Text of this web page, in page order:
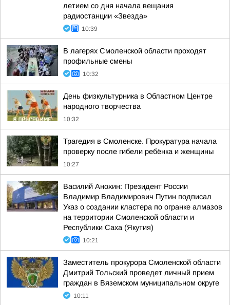
летием со дня начала вещания
радиостанции «Звезда»
10:39
В лагерях Смоленской области проходят
профильные смены
10:32
День физкультурника в Областном Центре
народного творчества
10:32
Трагедия в Смоленске. Прокуратура начала
проверку после гибели ребёнка и женщины
10:27
Василий Анохин: Президент России
Владимир Владимирович Путин подписал
Указ о создании кластера по огранке алмазов
на территории Смоленской области и
Республики Саха (Якутия)
10:21
Заместитель прокурора Смоленской области
Дмитрий Тольский проведет личный прием
граждан в Вяземском муниципальном округе
10:11